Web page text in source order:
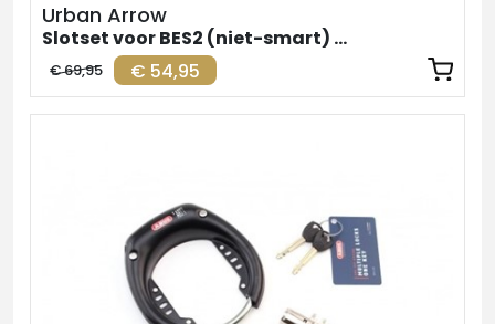
Urban Arrow
Slotset voor BES2 (niet-smart) (NIET ART)
€ 54,95
€ 69,95